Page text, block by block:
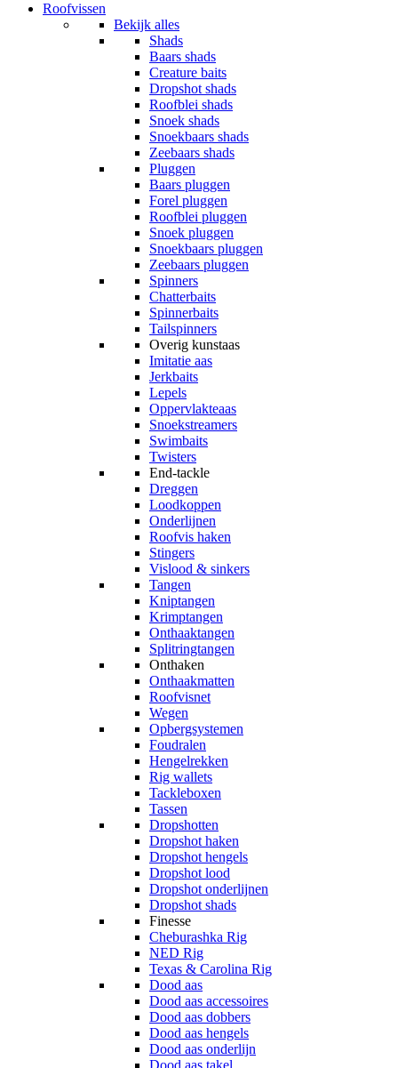
Roofvissen
Bekijk alles
Shads
Baars shads
Creature baits
Dropshot shads
Roofblei shads
Snoek shads
Snoekbaars shads
Zeebaars shads
Pluggen
Baars pluggen
Forel pluggen
Roofblei pluggen
Snoek pluggen
Snoekbaars pluggen
Zeebaars pluggen
Spinners
Chatterbaits
Spinnerbaits
Tailspinners
Overig kunstaas
Imitatie aas
Jerkbaits
Lepels
Oppervlakteaas
Snoekstreamers
Swimbaits
Twisters
End-tackle
Dreggen
Loodkoppen
Onderlijnen
Roofvis haken
Stingers
Vislood & sinkers
Tangen
Kniptangen
Krimptangen
Onthaaktangen
Splitringtangen
Onthaken
Onthaakmatten
Roofvisnet
Wegen
Opbergsystemen
Foudralen
Hengelrekken
Rig wallets
Tackleboxen
Tassen
Dropshotten
Dropshot haken
Dropshot hengels
Dropshot lood
Dropshot onderlijnen
Dropshot shads
Finesse
Cheburashka Rig
NED Rig
Texas & Carolina Rig
Dood aas
Dood aas accessoires
Dood aas dobbers
Dood aas hengels
Dood aas onderlijn
Dood aas takel